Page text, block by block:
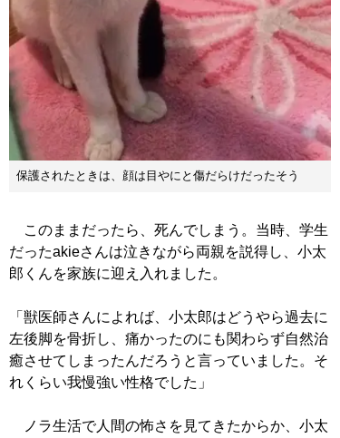
保護されたときは、顔は目やにと傷だらけだったそう
このままだったら、死んでしまう。当時、学生
だったakieさんは泣きながら両親を説得し、小太
郎くんを家族に迎え入れました。
「獣医師さんによれば、小太郎はどうやら過去に
左後脚を骨折し、痛かったのにも関わらず自然治
癒させてしまったんだろうと言っていました。そ
れくらい我慢強い性格でした」
ノラ生活で人間の怖さを見てきたからか、小太